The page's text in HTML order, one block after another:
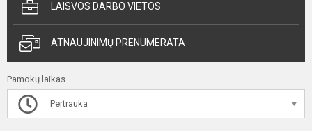
LAISVOS DARBO VIETOS
ATNAUJINIMŲ PRENUMERATA
Pamokų laikas
Pertrauka